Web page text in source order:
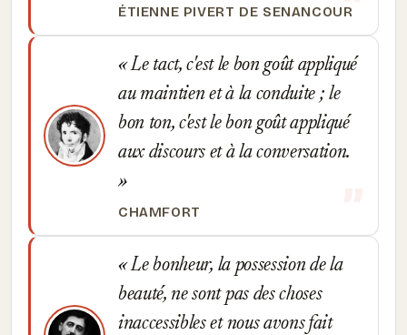
ÉTIENNE PIVERT DE SENANCOUR
Le tact, c'est le bon goût appliqué
au maintien et à la conduite ; le
bon ton, c'est le bon goût appliqué
aux discours et à la conversation.
CHAMFORT
Le bonheur, la possession de la
beauté, ne sont pas des choses
inaccessibles et nous avons fait